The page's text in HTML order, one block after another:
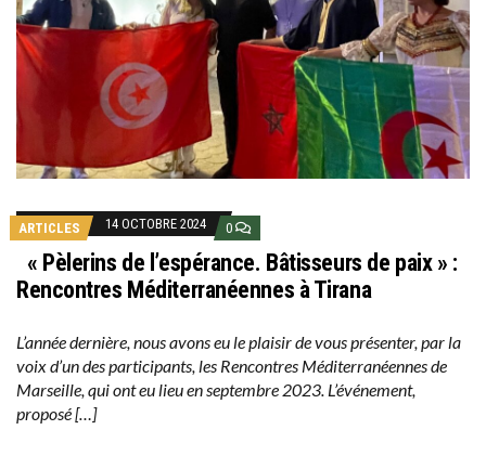
ARTICLES 14 OCTOBRE 2024 0
« Pèlerins de l’espérance. Bâtisseurs de paix » :
Rencontres Méditerranéennes à Tirana
L’année dernière, nous avons eu le plaisir de vous présenter, par la
voix d’un des participants, les Rencontres Méditerranéennes de
Marseille, qui ont eu lieu en septembre 2023. L’événement,
proposé […]